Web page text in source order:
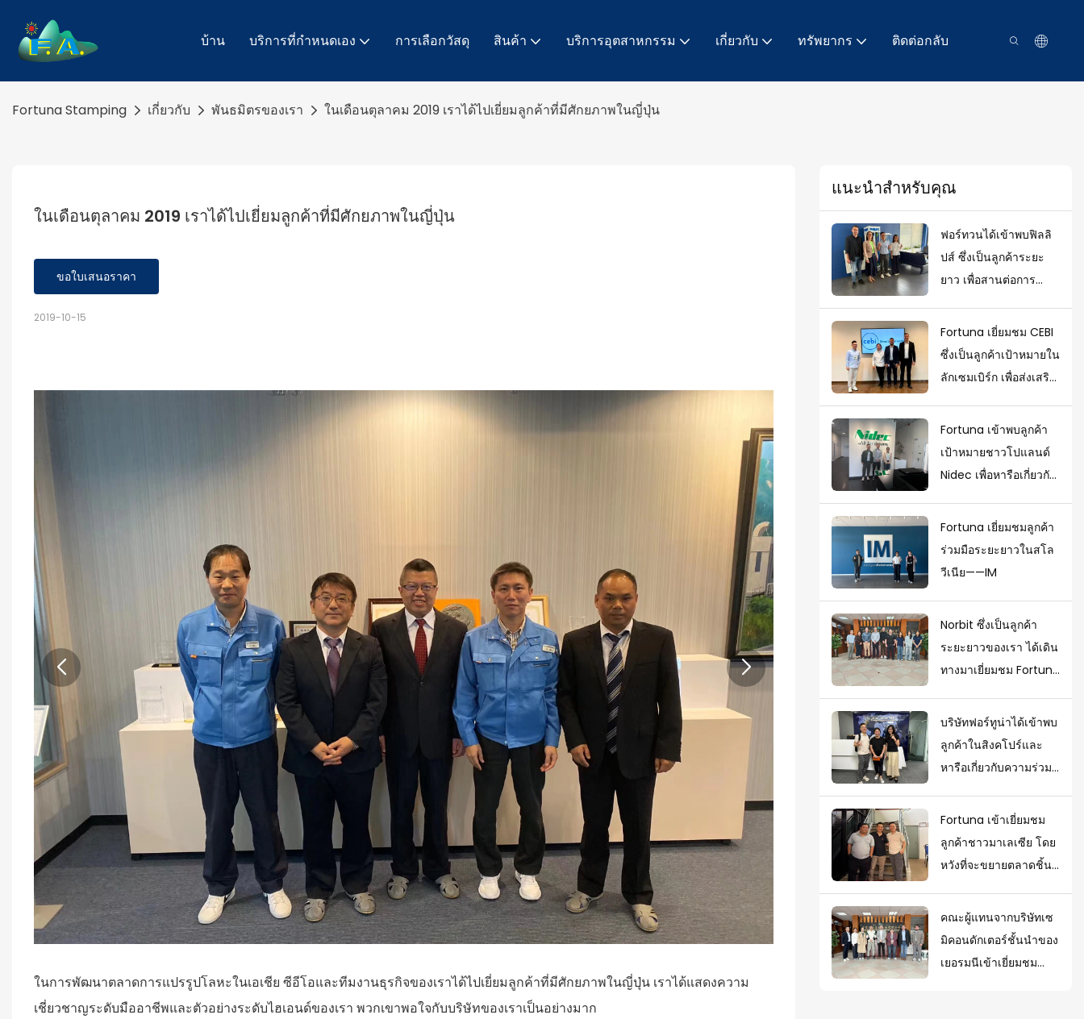
บ้าน บริการที่กำหนดเอง การเลือกวัสดุ สินค้า บริการอุตสาหกรรม เกี่ยวกับ ทรัพยากร ติดต่อกลับ
Fortuna Stamping เกี่ยวกับ พันธมิตรของเรา ในเดือนตุลาคม 2019 เราได้ไปเยี่ยมลูกค้าที่มีศักยภาพในญี่ปุ่น
ในเดือนตุลาคม 2019 เราได้ไปเยี่ยมลูกค้าที่มีศักยภาพในญี่ปุ่น
ขอใบเสนอราคา
2019-10-15
ในการพัฒนาตลาดการแปรรูปโลหะในเอเชีย ซีอีโอและทีมงานธุรกิจของเราได้ไปเยี่ยมลูกค้าที่มีศักยภาพในญี่ปุ่น เราได้แสดงความ
เชี่ยวชาญระดับมืออาชีพและตัวอย่างระดับไฮเอนด์ของเรา พวกเขาพอใจกับบริษัทของเราเป็นอย่างมาก
แนะนำสำหรับคุณ
ฟอร์ทวนได้เข้าพบฟิลลิ
ปส์ ซึ่งเป็นลูกค้าระยะ
ยาว เพื่อสานต่อการ
ในโครงการใหม่ๆ
Fortuna เยี่ยมชม CEBI
ซึ่งเป็นลูกค้าเป้าหมายใน
ลักเซมเบิร์ก เพื่อส่งเสริม
Fortuna เข้าพบลูกค้า
เป้าหมายชาวโปแลนด์
Nidec เพื่อหารือเกี่ยวกับ
โครงการ
Fortuna เยี่ยมชมลูกค้า
ร่วมมือระยะยาวในสโล
วีเนีย——IM
Norbit ซึ่งเป็นลูกค้า
ระยะยาวของเรา ได้เดิน
ทางมาเยี่ยมชม Fortuna
ศักยภาพในการพัฒนา
โครงการที่มีอยู่
บริษัทฟอร์ทูน่าได้เข้าพบ
ลูกค้าในสิงคโปร์และ
หารือเกี่ยวกับความร่วม
Fortuna เข้าเยี่ยมชม
ลูกค้าชาวมาเลเซีย โดย
หวังที่จะขยายตลาดชิ้น
ตะวันออกเฉียงใต้
คณะผู้แทนจากบริษัทเซ
มิคอนดักเตอร์ชั้นนำของ
เยอรมนีเข้าเยี่ยมชม